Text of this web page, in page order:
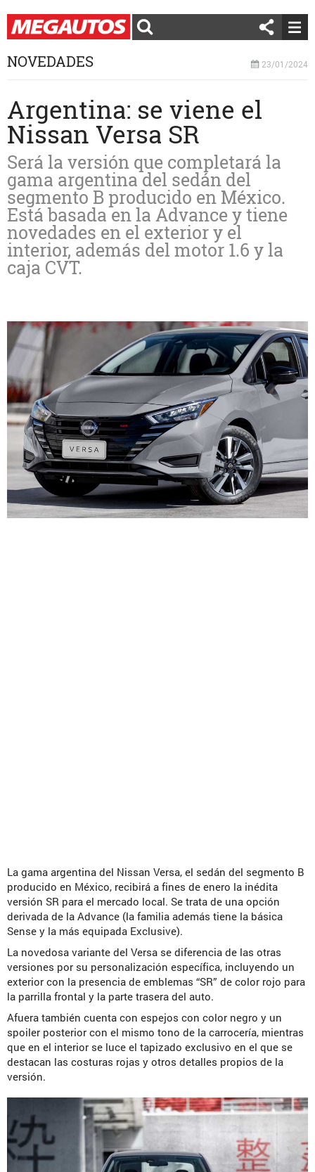
NOVEDADES 23/01/2024
Argentina: se viene el
Nissan Versa SR
Será la versión que completará la
gama argentina del sedán del
segmento B producido en México.
Está basada en la Advance y tiene
novedades en el exterior y el
interior, además del motor 1.6 y la
caja CVT.
La gama argentina del Nissan Versa, el sedán del segmento B
producido en México, recibirá a fines de enero la inédita
versión SR para el mercado local. Se trata de una opción
derivada de la Advance (la familia además tiene la básica
Sense y la más equipada Exclusive).
La novedosa variante del Versa se diferencia de las otras
versiones por su personalización específica, incluyendo un
exterior con la presencia de emblemas “SR” de color rojo para
la parrilla frontal y la parte trasera del auto.
Afuera también cuenta con espejos con color negro y un
spoiler posterior con el mismo tono de la carrocería, mientras
que en el interior se luce el tapizado exclusivo en el que se
destacan las costuras rojas y otros detalles propios de la
versión.